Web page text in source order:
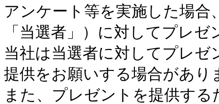
アンケート等を実施した場合
「当選者」）に対してプレ
当社は当選者に対してプレ
提供をお願いする場合があり
また、プレゼントを提供す